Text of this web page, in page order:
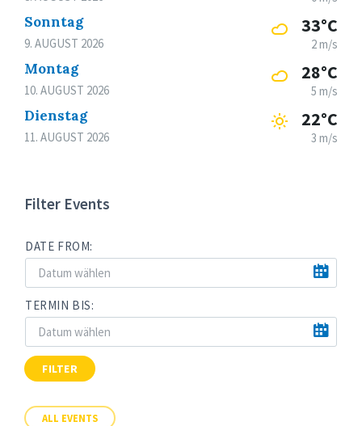
Sonntag
9. AUGUST 2026
33°C
2 m/s
Montag
10. AUGUST 2026
28°C
5 m/s
Dienstag
11. AUGUST 2026
22°C
3 m/s
Filter Events
DATE FROM:
TERMIN BIS:
FILTER
ALL EVENTS